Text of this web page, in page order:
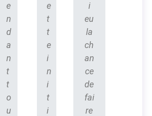
e
n
d
a
n
t
t
o
u
e
t
t
e
i
n
i
t
i
i
eu
la
ch
an
ce
de
fai
re